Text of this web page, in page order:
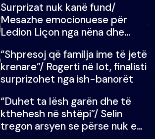
mungojë zilja e mëngjesit kur…
Surprizat nuk kanë fund/
Mesazhe emocionuese për
Ledion Liçon nga nëna dhe
mban dot lotët: Nuk meritoj…
“Shpresoj që familja ime të jetë
krenare”/ Rogerti në lot, finalisti
surprizohet nga ish-banorët
“Duhet ta lësh garën dhe të
kthehesh në shtëpi”/ Selin
tregon arsyen se përse nuk e